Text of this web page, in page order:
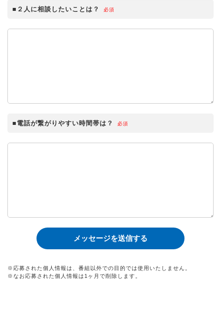
■２人に相談したいことは？ 必須
■電話が繋がりやすい時間帯は？ 必須
※応募された個人情報は、番組以外での目的では使用いたしません。
※なお応募された個人情報は1ヶ月で削除します。